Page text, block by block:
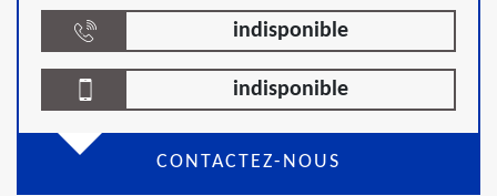
indisponible
indisponible
CONTACTEZ-NOUS